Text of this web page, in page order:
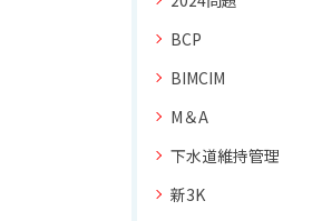
BCP
BIMCIM
M＆A
下水道維持管理
新3K